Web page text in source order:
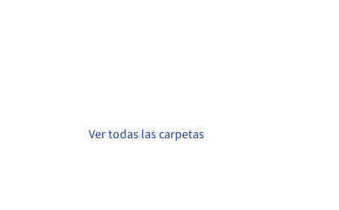
Ver todas las carpetas